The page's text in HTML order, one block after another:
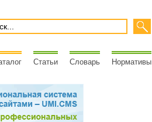
Статьи Словарь Нормативы